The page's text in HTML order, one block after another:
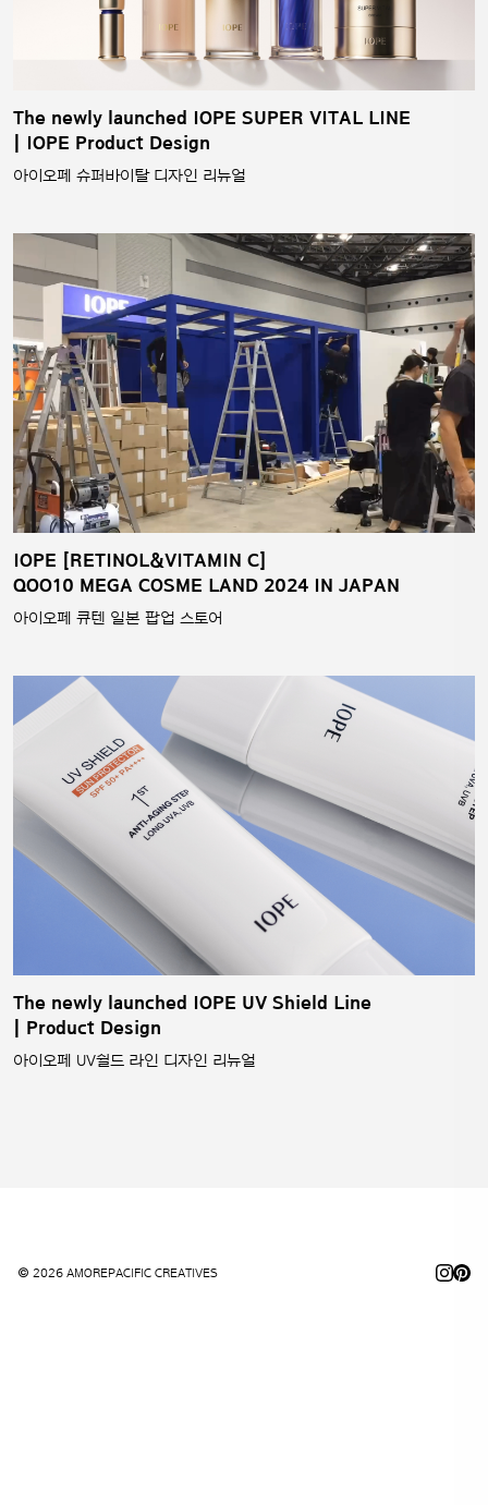
The newly launched IOPE SUPER VITAL LINE
| IOPE Product Design
아이오페 슈퍼바이탈 디자인 리뉴얼
IOPE [RETINOL&VITAMIN C]
QOO10 MEGA COSME LAND 2024 IN JAPAN
아이오페 큐텐 일본 팝업 스토어
The newly launched IOPE UV Shield Line
| Product Design
아이오페 UV쉴드 라인 디자인 리뉴얼
© 2026 AMOREPACIFIC CREATIVES